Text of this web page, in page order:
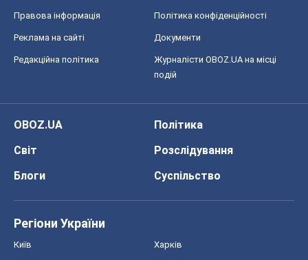
Правова інформація Політика конфіденційності
Реклама на сайті Документи
Редакційна політика
Журналісти OBOZ.UA на місці
подій
OBOZ.UA
Політика
Світ
Розслідування
Блоги
Суспільство
Регіони України
Київ Харків